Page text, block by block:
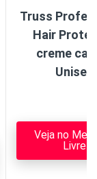
Truss
Hair
creme
Unisex
Veja no
Livre